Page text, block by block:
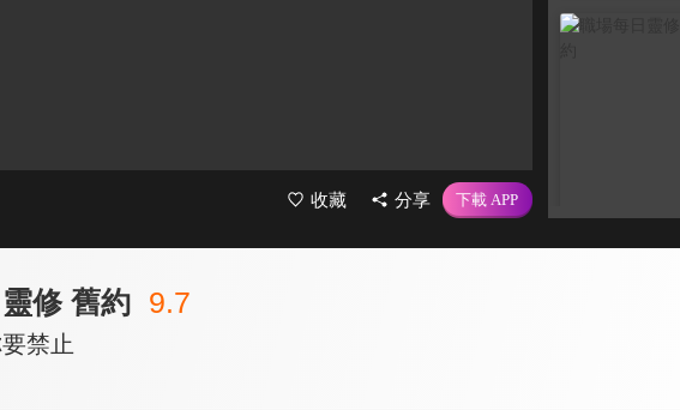
收藏 分享
修 舊約 9.7
禁止